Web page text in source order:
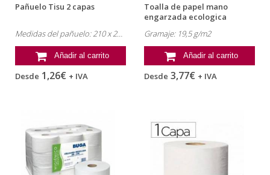
Pañuelo Tisu 2 capas
Medidas del pañuelo: 210 x 207 mm
Añadir al carrito
Desde 1,26€ + IVA
Toalla de papel mano
engarzada ecologica
Gramaje: 19,5 g/m2
Añadir al carrito
Desde 3,77€ + IVA